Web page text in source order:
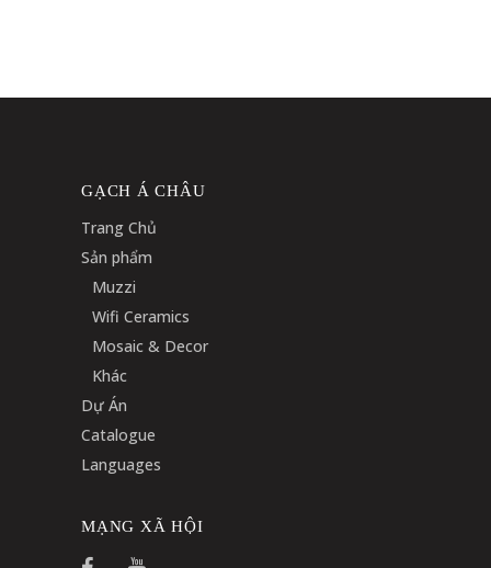
GẠCH Á CHÂU
Trang Chủ
Sản phẩm
Muzzi
Wifi Ceramics
Mosaic & Decor
Khác
Dự Án
Catalogue
Languages
MẠNG XÃ HỘI